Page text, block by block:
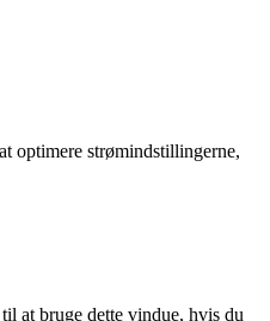
optimere strømindstillingerne,
at bruge dette vindue, hvis du